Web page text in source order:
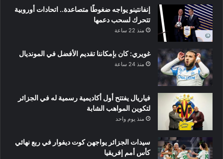
إنفانتينو يواجه ضغوطًا متصاعدة.. اتحادات أوروبية
تتحرك لسحب دعمها
منذ 22 ساعة
غويري: كان بإمكاننا تقديم الأفضل في المونديال
منذ 24 ساعة
فياريال يفتتح أول أكاديمية رسمية له في الجزائر
لتكوين المواهب الشابة
منذ يوم واحد
سيدات الجزائر يواجهن كوت ديفوار في ربع نهائي
كأس أمم إفريقيا